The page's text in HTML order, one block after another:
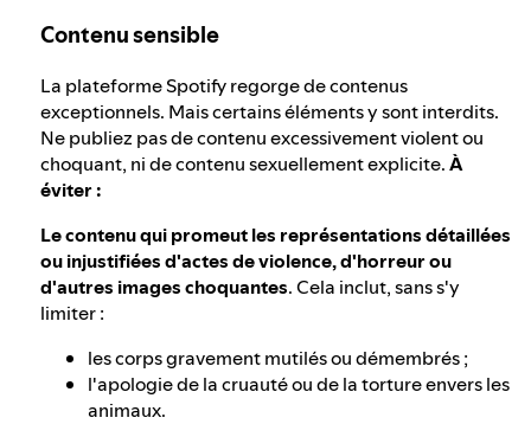
Contenu sensible
La plateforme Spotify regorge de contenus
exceptionnels. Mais certains éléments y sont interdits.
Ne publiez pas de contenu excessivement violent ou
choquant, ni de contenu sexuellement explicite.À
éviter :
Le contenu qui promeut les représentations détaillées
ou injustifiées d'actes de violence, d'horreur ou
d'autres images choquantes. Cela inclut, sans s'y
limiter :
les corps gravement mutilés ou démembrés ;
l'apologie de la cruauté ou de la torture envers les
animaux.